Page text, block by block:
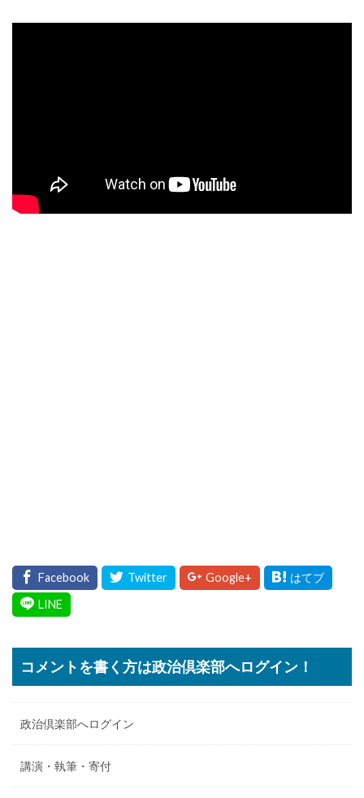
コメントを書く方は政治倶楽部へログイン！
政治倶楽部へログイン
講演・執筆・寄付